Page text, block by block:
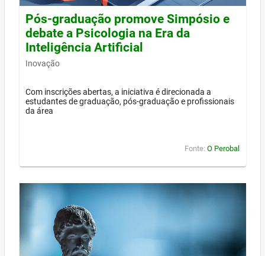
Pós-graduação promove Simpósio e
debate a Psicologia na Era da
Inteligência Artificial
Inovação
Com inscrições abertas, a iniciativa é direcionada a
estudantes de graduação, pós-graduação e profissionais
da área
Fonte: O Perobal